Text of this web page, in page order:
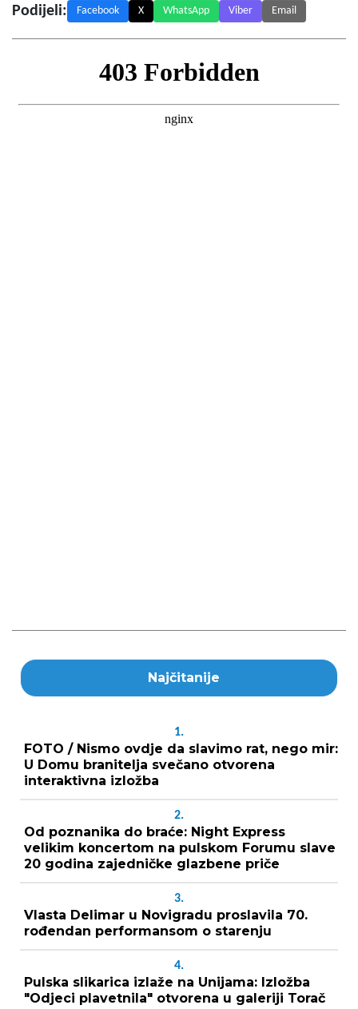
Podijeli: Facebook X WhatsApp Viber Email
Najčitanije
1.
FOTO / Nismo ovdje da slavimo rat, nego mir:
U Domu branitelja svečano otvorena
interaktivna izložba
2.
Od poznanika do braće: Night Express
velikim koncertom na pulskom Forumu slave
20 godina zajedničke glazbene priče
3.
Vlasta Delimar u Novigradu proslavila 70.
rođendan performansom o starenju
4.
Pulska slikarica izlaže na Unijama: Izložba
"Odjeci plavetnila" otvorena u galeriji Torač